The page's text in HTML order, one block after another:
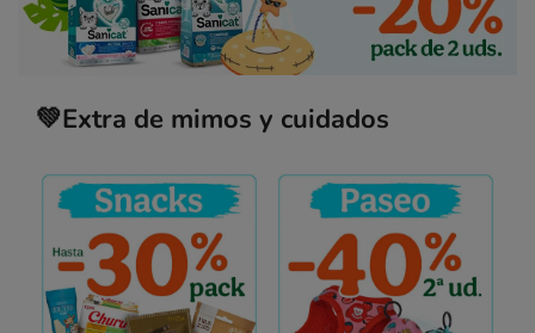
💚Extra de mimos y cuidados